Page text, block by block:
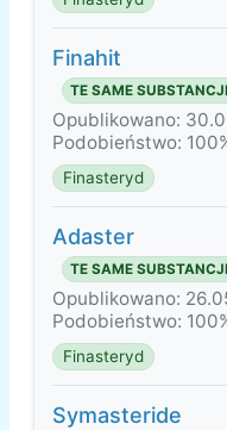
Finahit
TE SAME
Opublikowano:
Podobieństwo:
Finasteryd
Adaster
TE SAME
Opublikowano:
Podobieństwo:
Finasteryd
Symasteride